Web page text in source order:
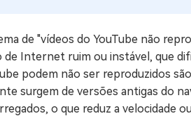
de "vídeos do YouTube não
de Internet ruim ou instável, que
podem não ser reproduzidos
surgem de versões antigas do
o que reduz a velocidade